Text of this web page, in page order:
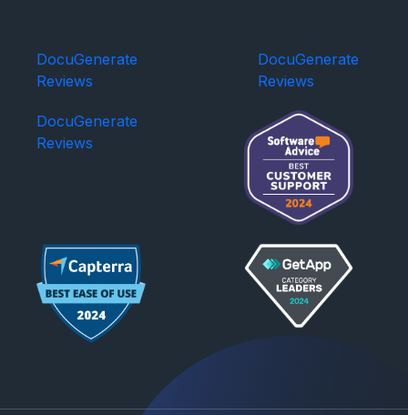
DocuGenerate
Reviews
DocuGenerate
Reviews
DocuGenerate
Reviews